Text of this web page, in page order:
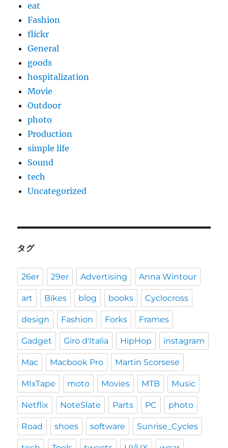
eat
Fashion
flickr
General
goods
hospitalization
Movie
Outdoor
photo
Production
simple life
Sound
tech
Uncategorized
タグ
26er 29er Advertising Anna Wintour
art Bikes blog books Cyclocross
design Fashion Forks Frames
Gadget Giro d'Italia HipHop instagram
Mac Macbook Pro Martin Scorsese
MIxTape moto Movies MTB Music
Netflix NoteSlate Parts PC photo
Road shoes software Sunrise_Cycles